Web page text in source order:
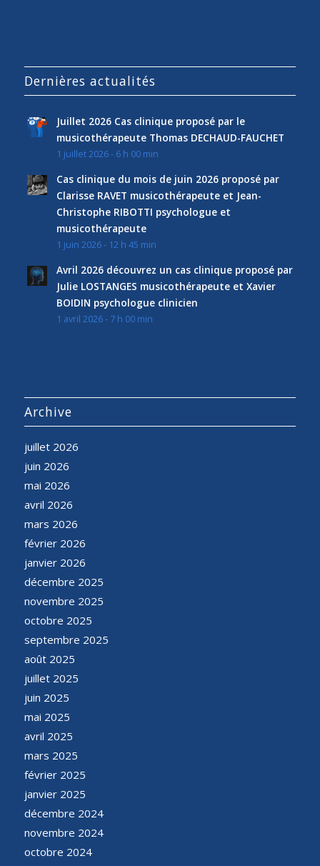
Dernières actualités
Juillet 2026 Cas clinique proposé par le
musicothérapeute Thomas DECHAUD-FAUCHET
1 juillet 2026 - 6 h 00 min
Cas clinique du mois de juin 2026 proposé par
Clarisse RAVET musicothérapeute et Jean-
Christophe RIBOTTI psychologue et
musicothérapeute
1 juin 2026 - 12 h 45 min
Avril 2026 découvrez un cas clinique proposé par
Julie LOSTANGES musicothérapeute et Xavier
BOIDIN psychologue clinicien
1 avril 2026 - 7 h 00 min
Archive
juillet 2026
juin 2026
mai 2026
avril 2026
mars 2026
février 2026
janvier 2026
décembre 2025
novembre 2025
octobre 2025
septembre 2025
août 2025
juillet 2025
juin 2025
mai 2025
avril 2025
mars 2025
février 2025
janvier 2025
décembre 2024
novembre 2024
octobre 2024